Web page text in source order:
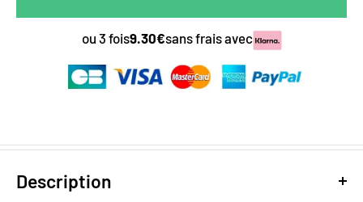
ou 3 fois9.30€sans frais avec
Description